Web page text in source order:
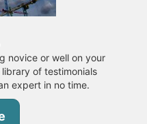
novice or well on your
of testimonials
expert in no time.